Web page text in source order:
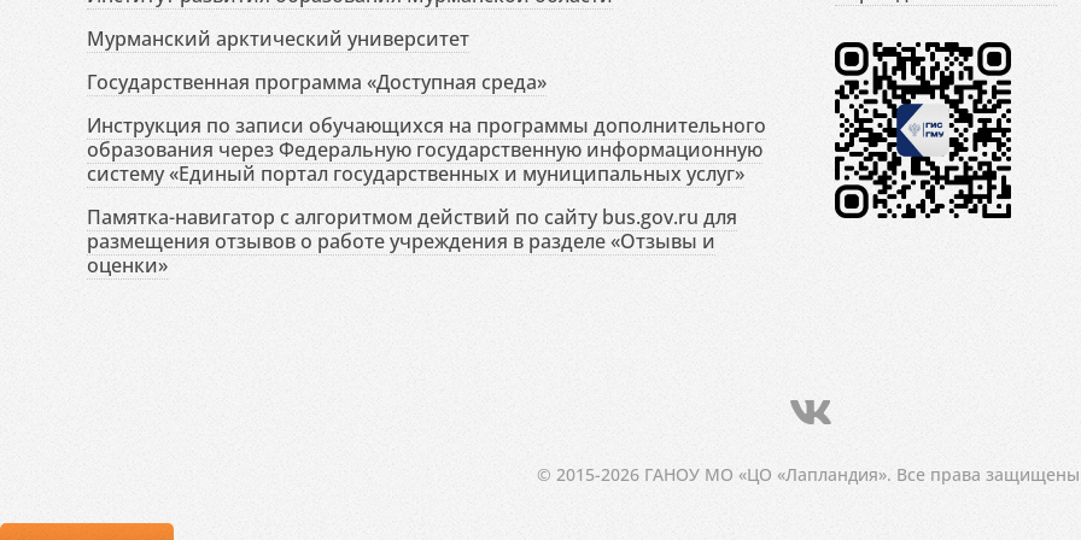
Мурманский арктический университет
Государственная программа «Доступная среда»
Инструкция по записи обучающихся на программы дополнительного
образования через Федеральную государственную информационную
систему «Единый портал государственных и муниципальных услуг»
Памятка-навигатор с алгоритмом действий по сайту bus.gov.ru для
размещения отзывов о работе учреждения в разделе «Отзывы и
оценки»
© 2015-2026 ГАНОУ МО «ЦО «Лапландия». Все права